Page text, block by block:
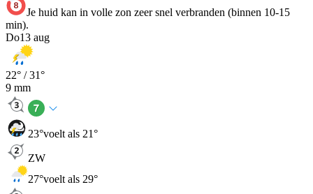
Je huid kan in volle zon zeer snel verbranden (binnen 10-15
min).
Do13 aug
22° /31°
9 mm
23°voelt als 21°
ZW
27°voelt als 29°